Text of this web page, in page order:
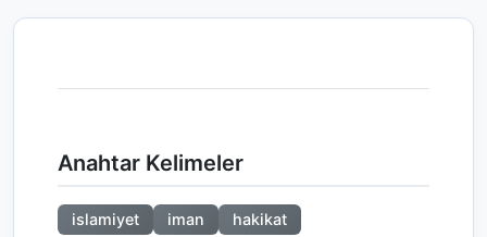
Anahtar Kelimeler
islamiyet iman hakikat